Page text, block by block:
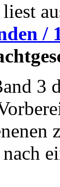
liest
/
3